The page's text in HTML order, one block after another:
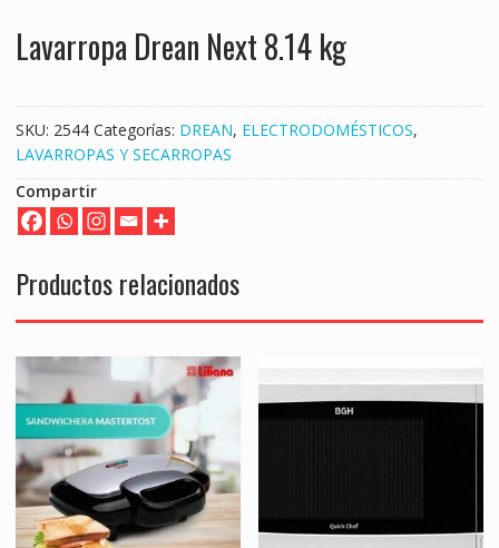
Lavarropa Drean Next 8.14 kg
SKU: 2544 Categorías: DREAN, ELECTRODOMÉSTICOS,
LAVARROPAS Y SECARROPAS
Compartir
Productos relacionados